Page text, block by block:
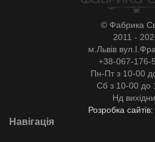
© Фабрика
2011 -
м.Львів
+38-067-176-
Пн-Пт з 10-00
Сб з 10-00 до
Нд
Розробка
Навігація